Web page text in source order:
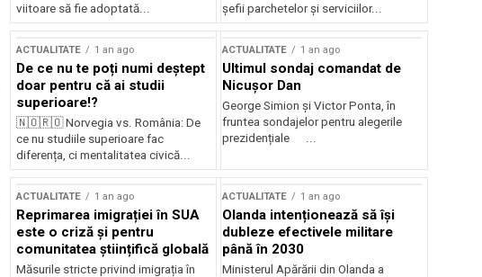
viitoare să fie adoptată...
șefii parchetelor și serviciilor...
ACTUALITATE 1 an ago
De ce nu te poți numi deștept
doar pentru că ai studii
superioare!?
🇳🇴🇷🇴 Norvegia vs. România: De
ce nu studiile superioare fac
diferența, ci mentalitatea civică...
ACTUALITATE 1 an ago
Ultimul sondaj comandat de
Nicușor Dan
George Simion și Victor Ponta, în
fruntea sondajelor pentru alegerile
prezidențiale ...
ACTUALITATE 1 an ago
Reprimarea imigrației în SUA
este o criză și pentru
comunitatea științifică globală
Măsurile stricte privind imigrația în
ACTUALITATE 1 an ago
Olanda intenționează să își
dubleze efectivele militare
până în 2030
Ministerul Apărării din Olanda a